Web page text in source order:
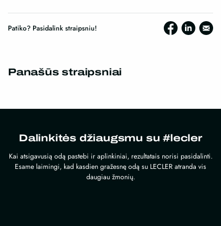
Patiko? Pasidalink straipsniu!
Panašūs straipsniai
Dalinkitės džiaugsmu su #lecler
Kai atsigavusią odą pastebi ir aplinkiniai, rezultatais norisi pasidalinti.
Esame laimingi, kad kasdien gražesnę odą su LECLER atranda vis
daugiau žmonių.